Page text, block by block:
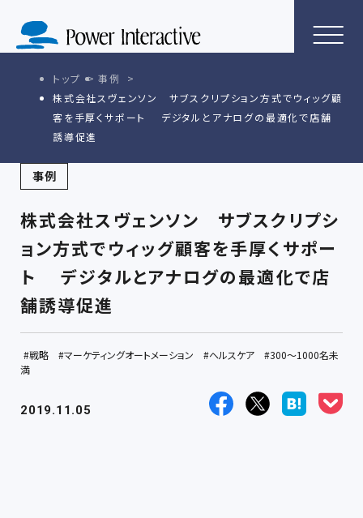
トップ
事例
株式会社スヴェンソン サブスクリプション方式でウィッグ顧
客を手厚くサポート デジタルとアナログの最適化で店舗
誘導促進
事例
株式会社スヴェンソン サブスクリプシ
ョン方式でウィッグ顧客を手厚くサポー
ト デジタルとアナログの最適化で店
舗誘導促進
戦略 マーケティングオートメーション ヘルスケア
300〜1000名未
満
2019.11.05